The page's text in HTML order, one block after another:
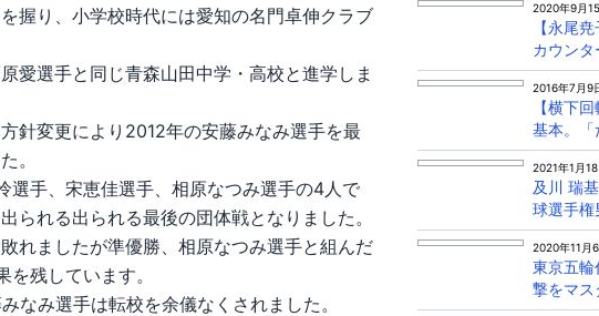
握り、小学校時代には愛知の名門卓伸クラブ
愛選手と同じ青森山田中学・高校と進学しま
針変更により2012年の安藤みなみ選手を最
。
選手、宋恵佳選手、相原なつみ選手の4人で
られる出られる最後の団体戦となりました。
れましたが準優勝、相原なつみ選手と組んだ
残しています。
なみ選手は転校を余儀なくされました。
2020年9月
【永尾
カウンタ
2016年7月9
【横下
基本。「
単! by フ
2021年1月18
及川 瑞
球選手権
勝！」ブ
メッセー
2020年11月
東京五
撃をマス